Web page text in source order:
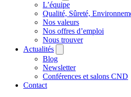
L’équipe
Qualité, Sûreté,
Nos valeurs
Nos offres d’emploi
Nous trouver
Actualités
Blog
Newsletter
Conférences et salons CND
Contact